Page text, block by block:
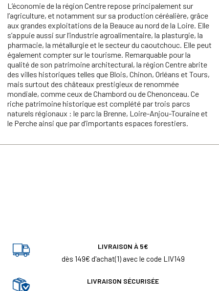
L’économie de la région Centre repose principalement sur
l’agriculture, et notamment sur sa production céréalière, grâce
aux grandes exploitations de la Beauce au nord de la Loire. Elle
s’appuie aussi sur l’industrie agroalimentaire, la plasturgie, la
pharmacie, la métallurgie et le secteur du caoutchouc. Elle peut
également compter sur le tourisme. Remarquable pour la
qualité de son patrimoine architectural, la région Centre abrite
des villes historiques telles que Blois, Chinon, Orléans et Tours,
mais surtout des châteaux prestigieux de renommée
mondiale, comme ceux de Chambord ou de Chenonceau. Ce
riche patrimoine historique est complété par trois parcs
naturels régionaux : le parc la Brenne, Loire-Anjou-Touraine et
le Perche ainsi que par d’importants espaces forestiers.
LIVRAISON À 5€
dès 149€ d'achat(1) avec le code LIV149
LIVRAISON SÉCURISÉE